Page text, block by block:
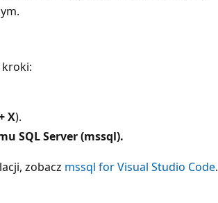
X).
SQL Server (mssql).
zobacz mssql for Visual Studio Code.